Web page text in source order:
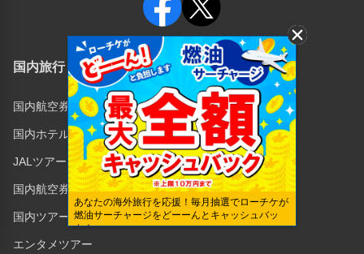
国内旅行
国内航空券
国内ホテル
JALツアー
国内航空券＋ホテル
国内ツアー
エンタメツアー
海外旅行
海外航空券
海外旅行保険
キャンセル保険
あなたの海外旅行を応援！毎月抽選でローチケが
燃油サーチャージをどーーんとキャッシュバッ
ク！